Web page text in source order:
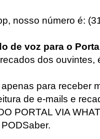
nosso número é:
de voz para o
dos ouvintes,
para receber
de e-mails e
PORTAL VIA